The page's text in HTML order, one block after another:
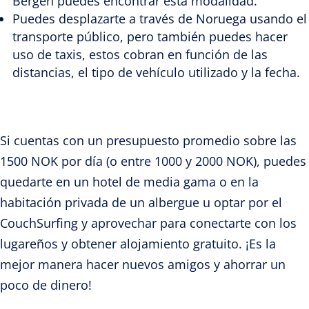
Puedes desplazarte a través de Noruega usando el
transporte público, pero también puedes hacer
uso de taxis, estos cobran en función de las
distancias, el tipo de vehículo utilizado y la fecha.
Si cuentas con un presupuesto promedio sobre las
1500 NOK por día (o entre 1000 y 2000 NOK), puedes
quedarte en un hotel de media gama o en la
habitación privada de un albergue u optar por el
CouchSurfing y aprovechar para conectarte con los
lugareños y obtener alojamiento gratuito. ¡Es la
mejor manera hacer nuevos amigos y ahorrar un
poco de dinero!